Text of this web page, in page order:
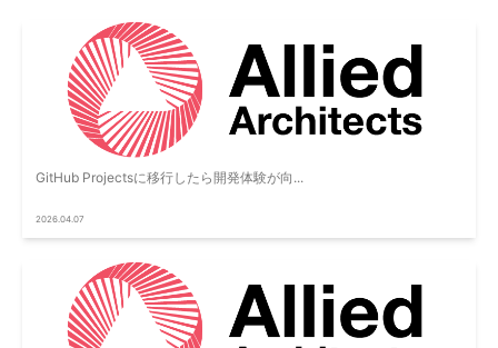
GitHub Projectsに移行したら開発体験が向...
2026.04.07